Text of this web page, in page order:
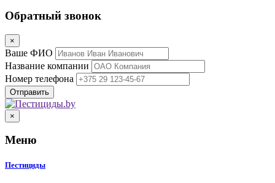
Обратный звонок
×
Ваше ФИО
Название компании
Номер телефона
×
Меню
Пестициды